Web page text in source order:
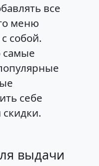
все
меню
собой.
самые
себе
выдачи